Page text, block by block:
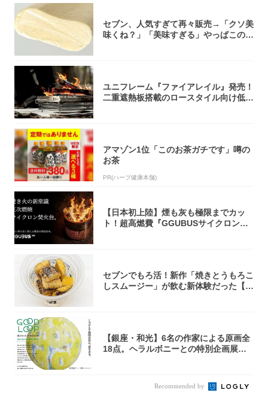
セブン、人気すぎて再々販売→「クソ美
味くね？」「美味すぎる」やっぱこのク
ユニフレーム『ファイアレイル』発売！
二重遮熱板搭載のロースタイル向け低型
アマゾン1位「このお茶ガチです」噂の
お茶
PR(ハーブ健康本舗)
【日本初上陸】煙も灰も極限までカッ
ト！超高燃費『GGUBUSサイクロン焚
セブンでもろ活！新作「焼きとうもろこ
しスムージー」が飲む新体験だった【東
【銀座・和光】6名の作家による原画全
18点。ヘラルボニーとの特別企画展「G
Recommended by